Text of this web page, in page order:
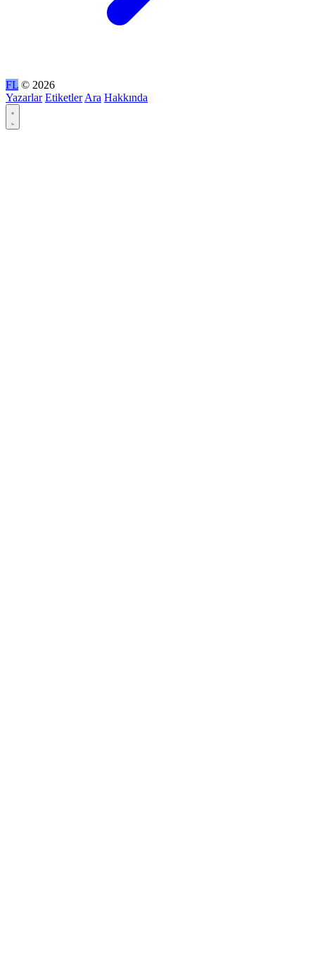
FL © 2026
Yazarlar Etiketler Ara Hakkında